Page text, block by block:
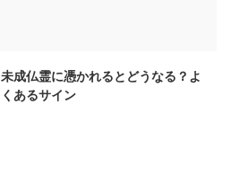
未成仏霊に憑かれるとどうなる？よ
くあるサイン